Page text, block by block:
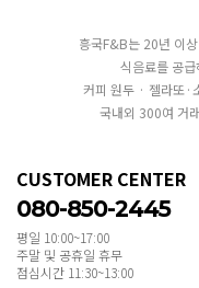
흥국F&B는 20년 이
식음료를 공
커피 원두 · 젤라또·
국내외 300여 거
CUSTOMER CENTER
080-850-2445
평일 10:00~17:00
주말 및 공휴일 휴무
점심시간 11:30~13:00